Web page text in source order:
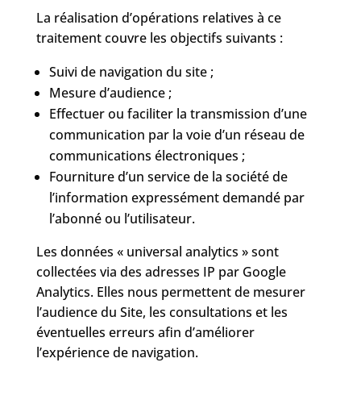
La réalisation d’opérations relatives à ce
traitement couvre les objectifs suivants :
Suivi de navigation du site ;
Mesure d’audience ;
Effectuer ou faciliter la transmission d’une
communication par la voie d’un réseau de
communications électroniques ;
Fourniture d’un service de la société de
l’information expressément demandé par
l’abonné ou l’utilisateur.
Les données « universal analytics » sont
collectées via des adresses IP par Google
Analytics. Elles nous permettent de mesurer
l’audience du Site, les consultations et les
éventuelles erreurs afin d’améliorer
l’expérience de navigation.